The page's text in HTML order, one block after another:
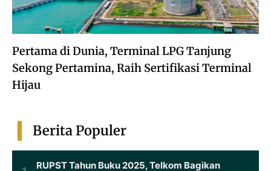
Pertama di Dunia, Terminal LPG Tanjung
Sekong Pertamina, Raih Sertifikasi Terminal
Hijau
Berita Populer